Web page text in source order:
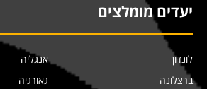
יעדים מומלצים
לונדון
ברצלונה
אנגליה
גאורגיה